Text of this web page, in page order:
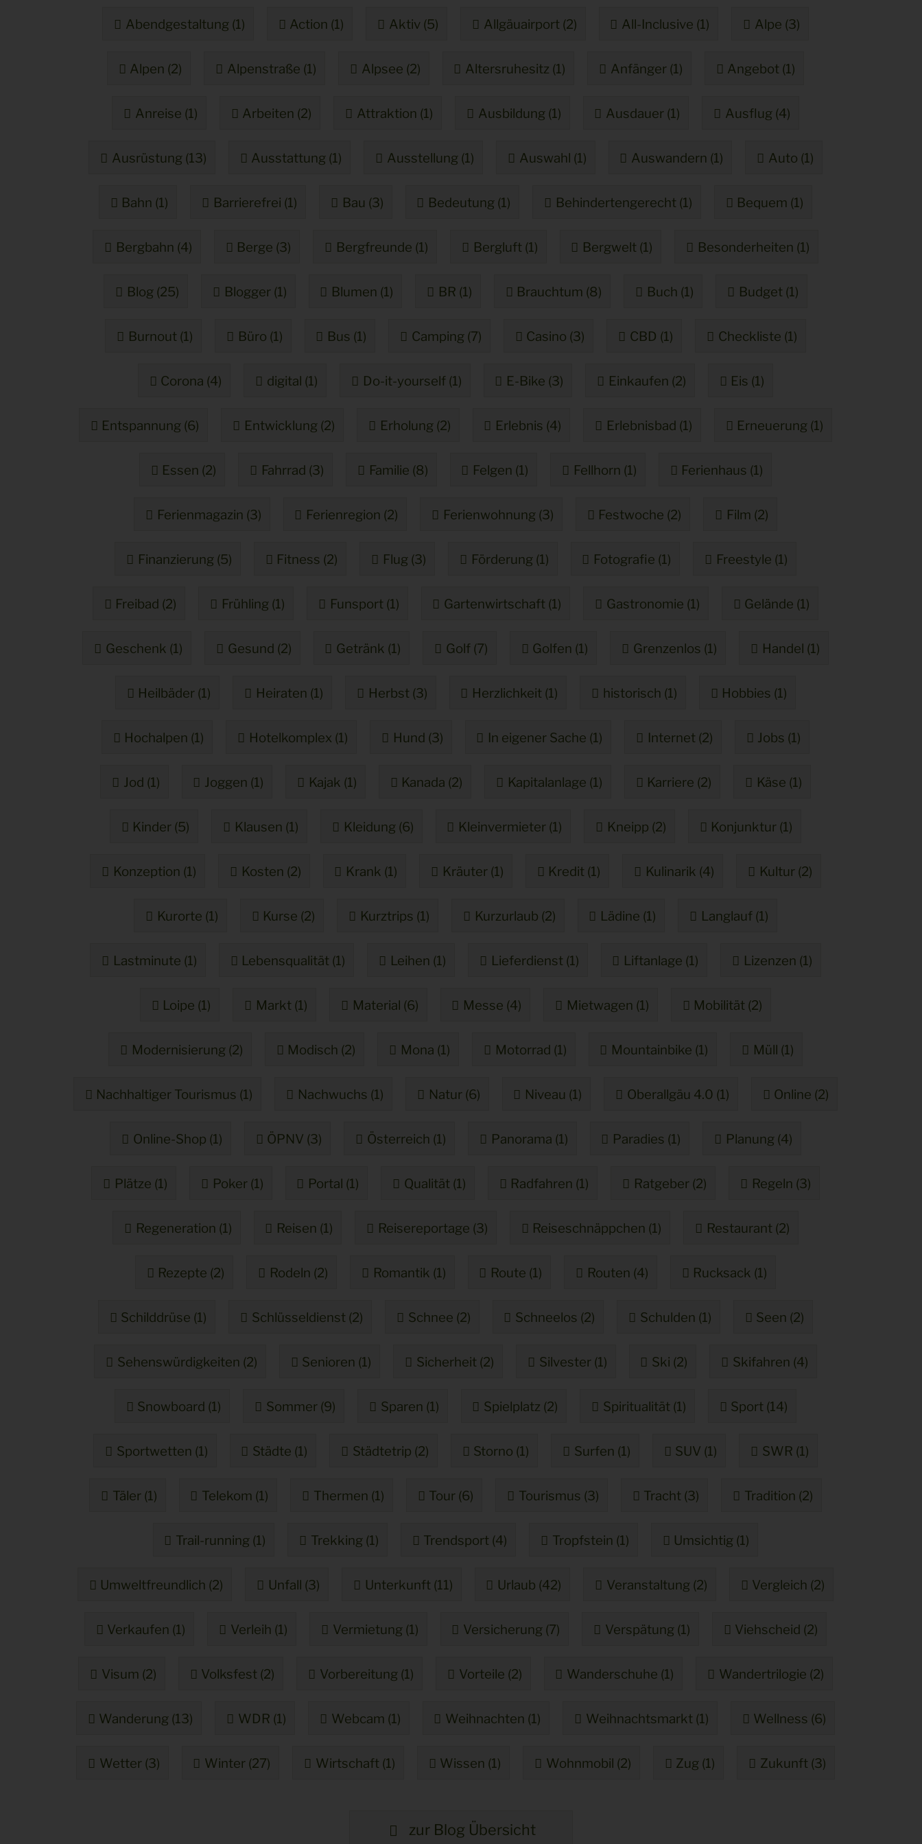
Abendgestaltung (1) Action (1) Aktiv (5) Allgäuairport (2) All-Inclusive (1) Alpe (3)
Alpen (2) Alpenstraße (1) Alpsee (2) Altersruhesitz (1) Anfänger (1) Angebot (1)
Anreise (1) Arbeiten (2) Attraktion (1) Ausbildung (1) Ausdauer (1) Ausflug (4)
Ausrüstung (13) Ausstattung (1) Ausstellung (1) Auswahl (1) Auswandern (1) Auto (1)
Bahn (1) Barrierefrei (1) Bau (3) Bedeutung (1) Behindertengerecht (1) Bequem (1)
Bergbahn (4) Berge (3) Bergfreunde (1) Bergluft (1) Bergwelt (1) Besonderheiten (1)
Blog (25) Blogger (1) Blumen (1) BR (1) Brauchtum (8) Buch (1) Budget (1)
Burnout (1) Büro (1) Bus (1) Camping (7) Casino (3) CBD (1) Checkliste (1)
Corona (4) digital (1) Do-it-yourself (1) E-Bike (3) Einkaufen (2) Eis (1)
Entspannung (6) Entwicklung (2) Erholung (2) Erlebnis (4) Erlebnisbad (1) Erneuerung (1)
Essen (2) Fahrrad (3) Familie (8) Felgen (1) Fellhorn (1) Ferienhaus (1)
Ferienmagazin (3) Ferienregion (2) Ferienwohnung (3) Festwoche (2) Film (2)
Finanzierung (5) Fitness (2) Flug (3) Förderung (1) Fotografie (1) Freestyle (1)
Freibad (2) Frühling (1) Funsport (1) Gartenwirtschaft (1) Gastronomie (1) Gelände (1)
Geschenk (1) Gesund (2) Getränk (1) Golf (7) Golfen (1) Grenzenlos (1) Handel (1)
Heilbäder (1) Heiraten (1) Herbst (3) Herzlichkeit (1) historisch (1) Hobbies (1)
Hochalpen (1) Hotelkomplex (1) Hund (3) In eigener Sache (1) Internet (2) Jobs (1)
Jod (1) Joggen (1) Kajak (1) Kanada (2) Kapitalanlage (1) Karriere (2) Käse (1)
Kinder (5) Klausen (1) Kleidung (6) Kleinvermieter (1) Kneipp (2) Konjunktur (1)
Konzeption (1) Kosten (2) Krank (1) Kräuter (1) Kredit (1) Kulinarik (4) Kultur (2)
Kurorte (1) Kurse (2) Kurztrips (1) Kurzurlaub (2) Lädine (1) Langlauf (1)
Lastminute (1) Lebensqualität (1) Leihen (1) Lieferdienst (1) Liftanlage (1) Lizenzen (1)
Loipe (1) Markt (1) Material (6) Messe (4) Mietwagen (1) Mobilität (2)
Modernisierung (2) Modisch (2) Mona (1) Motorrad (1) Mountainbike (1) Müll (1)
Nachhaltiger Tourismus (1) Nachwuchs (1) Natur (6) Niveau (1) Oberallgäu 4.0 (1) Online (2)
Online-Shop (1) ÖPNV (3) Österreich (1) Panorama (1) Paradies (1) Planung (4)
Plätze (1) Poker (1) Portal (1) Qualität (1) Radfahren (1) Ratgeber (2) Regeln (3)
Regeneration (1) Reisen (1) Reisereportage (3) Reiseschnäppchen (1) Restaurant (2)
Rezepte (2) Rodeln (2) Romantik (1) Route (1) Routen (4) Rucksack (1)
Schilddrüse (1) Schlüsseldienst (2) Schnee (2) Schneelos (2) Schulden (1) Seen (2)
Sehenswürdigkeiten (2) Senioren (1) Sicherheit (2) Silvester (1) Ski (2) Skifahren (4)
Snowboard (1) Sommer (9) Sparen (1) Spielplatz (2) Spiritualität (1) Sport (14)
Sportwetten (1) Städte (1) Städtetrip (2) Storno (1) Surfen (1) SUV (1) SWR (1)
Täler (1) Telekom (1) Thermen (1) Tour (6) Tourismus (3) Tracht (3) Tradition (2)
Trail-running (1) Trekking (1) Trendsport (4) Tropfstein (1) Umsichtig (1)
Umweltfreundlich (2) Unfall (3) Unterkunft (11) Urlaub (42) Veranstaltung (2) Vergleich (2)
Verkaufen (1) Verleih (1) Vermietung (1) Versicherung (7) Verspätung (1) Viehscheid (2)
Visum (2) Volksfest (2) Vorbereitung (1) Vorteile (2) Wanderschuhe (1) Wandertrilogie (2)
Wanderung (13) WDR (1) Webcam (1) Weihnachten (1) Weihnachtsmarkt (1) Wellness (6)
Wetter (3) Winter (27) Wirtschaft (1) Wissen (1) Wohnmobil (2) Zug (1) Zukunft (3)
zur Blog Übersicht